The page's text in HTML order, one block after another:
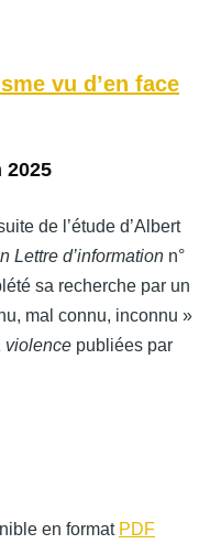
vu d’en face
2025
de l’étude d’Albert
Lettre d’information n°
sa recherche par un
mal connu, inconnu »
violence publiées par
en format PDF